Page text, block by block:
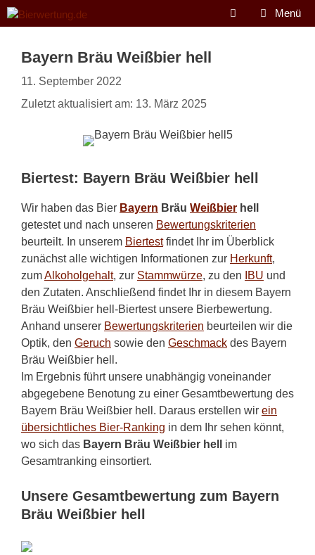
Zum
Inhalt
Menü
Bayern Bräu Weißbier hell
11. September 2022
Zuletzt aktualisiert am: 13. März 2025
Biertest: Bayern Bräu Weißbier hell
Wir haben das Bier Bayern Bräu Weißbier hell
getestet und nach unseren Bewertungskriterien
beurteilt. In unserem Biertestfindet Ihr im Überblick
zunächst alle wichtigen Informationen zur Herkunft,
zumAlkoholgehalt, zur Stammwürze, zu den IBU und
den Zutaten. Anschließend findet Ihr in diesem Bayern
Bräu Weißbier hell-Biertest unsere Bierbewertung.
Anhand unserer Bewertungskriterien beurteilen wir die
Optik, den Geruch sowie den Geschmack des Bayern
Bräu Weißbier hell.
Im Ergebnis führt unsere unabhängig voneinander
abgegebene Benotung zu einer Gesamtbewertung des
Bayern Bräu Weißbier hell. Daraus erstellen wir ein
übersichtliches Bier-Ranking in dem Ihr sehen könnt,
wo sich das Bayern Bräu Weißbier hell
im
Gesamtranking einsortiert.
Unsere Gesamtbewertung zum Bayern
Bräu Weißbier hell